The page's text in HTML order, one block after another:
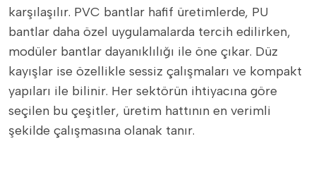
karşılaşılır. PVC bantlar hafif üretimlerde, PU
bantlar daha özel uygulamalarda tercih edilirken,
modüler bantlar dayanıklılığı ile öne çıkar. Düz
kayışlar ise özellikle sessiz çalışmaları ve kompakt
yapıları ile bilinir. Her sektörün ihtiyacına göre
seçilen bu çeşitler, üretim hattının en verimli
şekilde çalışmasına olanak tanır.